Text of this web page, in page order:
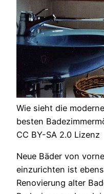
Wie sieht die
besten
CC BY-SA 2.0 Lizenz
Neue Bäder von
einzurichten ist
Renovierung alter